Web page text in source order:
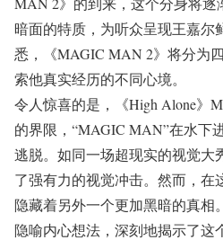
暗面的特质，为听众呈现王嘉尔
悉，《MAGIC MAN 2》将分为
索他真实经历的不同心境。
令人惊喜的是，《High Alone》
的界限，“MAGIC MAN”在水下
逃脱。如同一场超现实的视觉大
了强有力的视觉冲击。然而，在
隐藏着另外一个更加黑暗的真相
隐喻内心想法，深刻地揭示了这